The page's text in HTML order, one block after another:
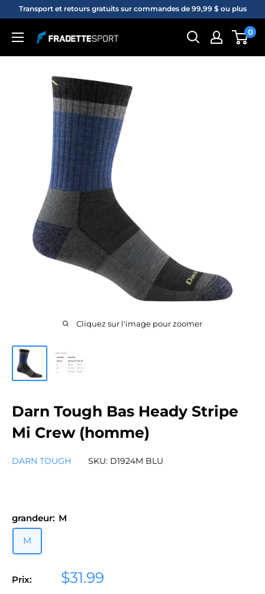
Passer
contenu
Transport et retours gratuits sur commandes de 99,99 $ ou plus
Fradette
sport
0
Cliquez sur l'image pour zoomer
Darn Tough Bas Heady Stripe
Mi Crew (homme)
DARN TOUGH SKU: D1924M BLU
grandeur: M
M
Prix:
Prix
$31.99